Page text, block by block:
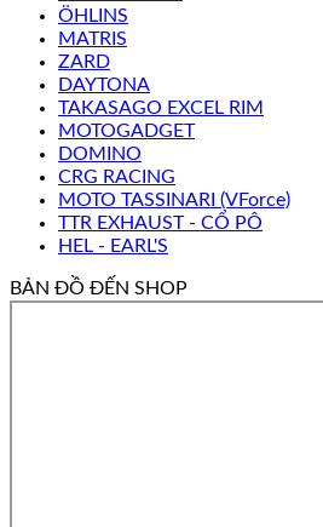
ÖHLINS
MATRIS
ZARD
DAYTONA
TAKASAGO EXCEL RIM
MOTOGADGET
DOMINO
CRG RACING
MOTO TASSINARI (VForce)
TTR EXHAUST - CỔ PÔ
HEL - EARL'S
BẢN ĐỒ ĐẾN SHOP